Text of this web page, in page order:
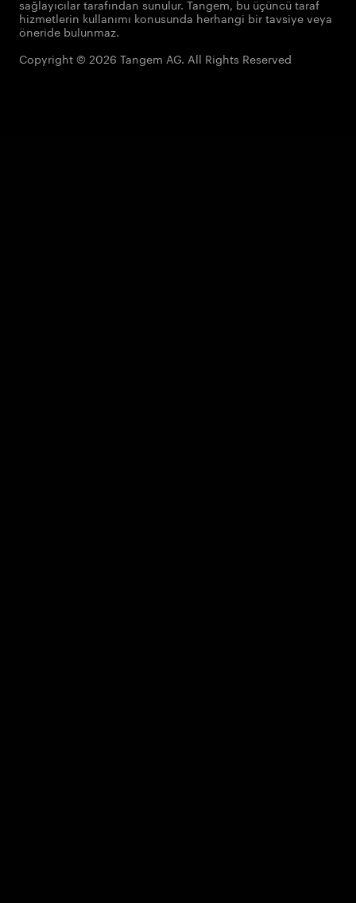
sağlayıcılar tarafından sunulur. Tangem, bu üçüncü taraf
hizmetlerin kullanımı konusunda herhangi bir tavsiye veya
öneride bulunmaz.